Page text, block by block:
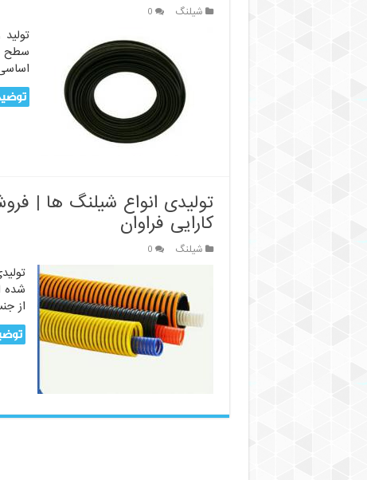
شیلنگ 0
سطح
تولیدی انواع شیلنگ ها |
کارایی فراوان
شیلنگ 0
شده
از